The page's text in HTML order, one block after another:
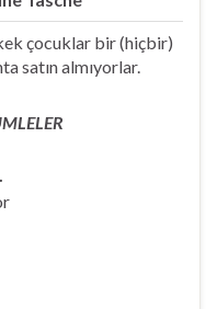
çocuklar bir (hiçbir)
satın almıyorlar.